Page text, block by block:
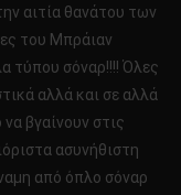
αιτία θανάτου των
του Μπράιαν
τύπου σόναρ!!!! Όλες
αλλά και σε αλλά
βγαίνουν στις
ασυνήθιστη
από όπλο σόναρ